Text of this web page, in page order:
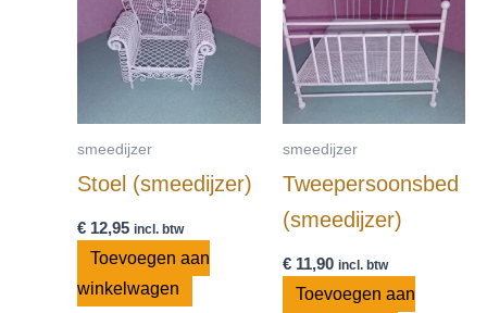
smeedijzer
Stoel (smeedijzer)
€ 12,95 incl. btw
Toevoegen aan
winkelwagen
smeedijzer
Tweepersoonsbed
(smeedijzer)
€11,90 incl. btw
Toevoegen aan